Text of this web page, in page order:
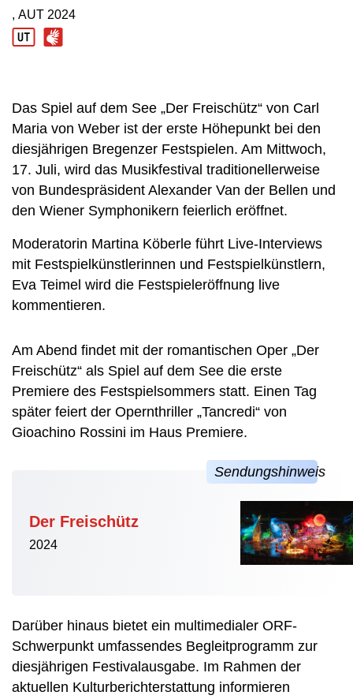
Produktionsland: AUT
, AUT
Produktionsjahr: 2024
2024
Das Spiel auf dem See „Der Freischütz“ von Carl
Maria von Weber ist der erste Höhepunkt bei den
diesjährigen Bregenzer Festspielen. Am Mittwoch,
17. Juli, wird das Musikfestival traditionellerweise
von Bundespräsident Alexander Van der Bellen und
den Wiener Symphonikern feierlich eröffnet.
Moderatorin Martina Köberle führt Live-Interviews
mit Festspielkünstlerinnen und Festspielkünstlern,
Eva Teimel wird die Festspieleröffnung live
kommentieren.
Am Abend findet mit der romantischen Oper „Der
Freischütz“ als Spiel auf dem See die erste
Premiere des Festspielsommers statt. Einen Tag
später feiert der Opernthriller „Tancredi“ von
Gioachino Rossini im Haus Premiere.
Der Freischütz
2024
Darüber hinaus bietet ein multimedialer ORF-
Schwerpunkt umfassendes Begleitprogramm zur
diesjährigen Festivalausgabe. Im Rahmen der
aktuellen Kulturberichterstattung informieren